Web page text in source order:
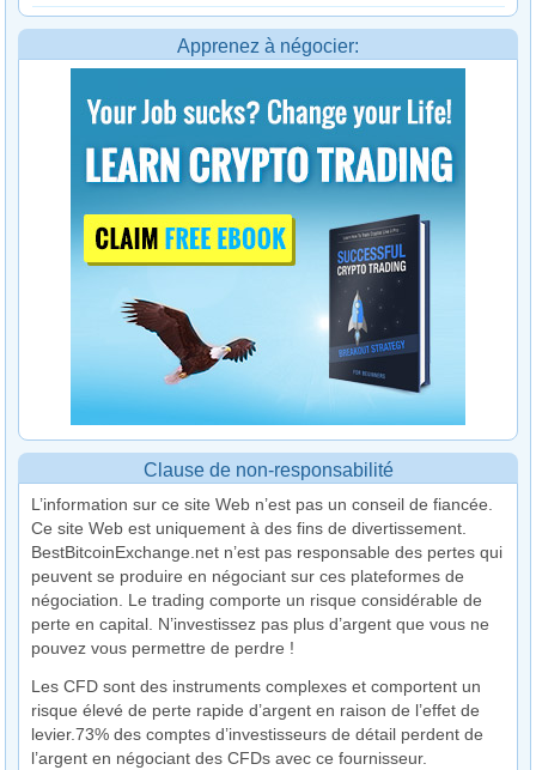
Apprenez à négocier:
Clause de non-responsabilité
L’information sur ce site Web n’est pas un conseil de fiancée.
Ce site Web est uniquement à des fins de divertissement.
BestBitcoinExchange.net n’est pas responsable des pertes qui
peuvent se produire en négociant sur ces plateformes de
négociation. Le trading comporte un risque considérable de
perte en capital. N’investissez pas plus d’argent que vous ne
pouvez vous permettre de perdre !
Les CFD sont des instruments complexes et comportent un
risque élevé de perte rapide d’argent en raison de l’effet de
levier.73% des comptes d’investisseurs de détail perdent de
l’argent en négociant des CFDs avec ce fournisseur.